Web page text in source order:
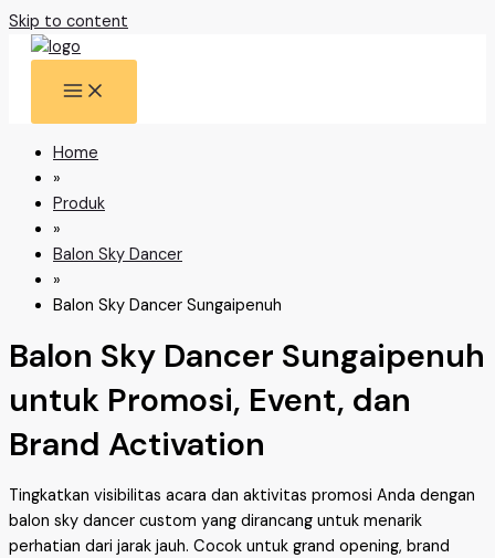
Skip to content
Home
»
Produk
»
Balon Sky Dancer
»
Balon Sky Dancer Sungaipenuh
Balon Sky Dancer Sungaipenuh
untuk Promosi, Event, dan
Brand Activation
Tingkatkan visibilitas acara dan aktivitas promosi Anda dengan
balon sky dancer custom yang dirancang untuk menarik
perhatian dari jarak jauh. Cocok untuk grand opening, brand